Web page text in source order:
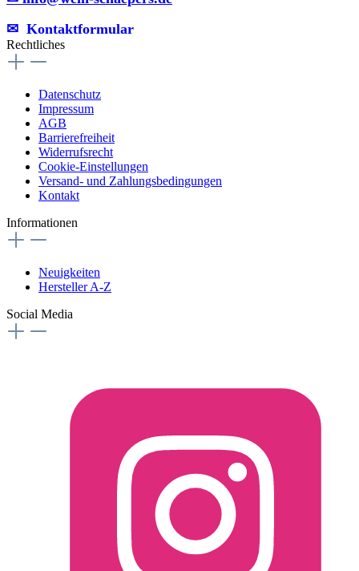
✉︎ Kontaktformular
Rechtliches
Datenschutz
Impressum
AGB
Barrierefreiheit
Widerrufsrecht
Cookie-Einstellungen
Versand- und Zahlungsbedingungen
Kontakt
Informationen
Neuigkeiten
Hersteller A-Z
Social Media